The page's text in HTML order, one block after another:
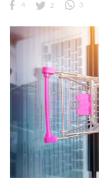
4 2 3